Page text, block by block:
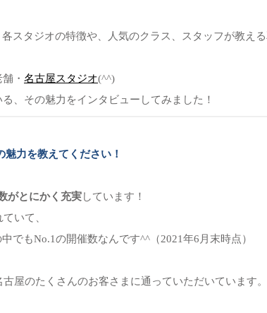
スタジオの特徴や、人気のクラス、スタッフが教え
・ 名古屋スタジオ(^^)
、その魅力をインタビューしてみました！
力を教えてください！
がとにかく充実しています！
いて、
でもNo.1の開催数なんです^^ （2021年6月末時点）
屋のたくさんのお客さまに通っていただいています。